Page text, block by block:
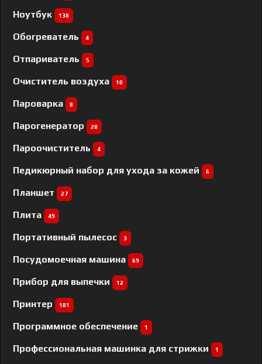
Ноутбук 138
Обогреватель 4
Отпариватель 5
Очиститель воздуха 10
Пароварка 8
Парогенератор 28
Пароочиститель 4
Педикюрный набор для ухода за кожей 6
Планшет 27
Плита 49
Портативный пылесос 3
Посудомоечная машина 69
Прибор для выпечки 12
Принтер 181
Программное обеспечение 1
Профессиональная машинка для стрижки 1